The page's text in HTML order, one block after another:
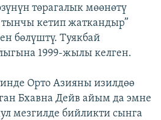
төрагалык мөөнөтү
кетип жаткандыр”
бөлүштү. Туякбай
1999-жылы келген.
Орто Азияны изилдөө
Бхавна Дейв айым да эмне
мезгилде бийликти сынга